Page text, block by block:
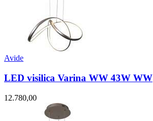
Avide
LED visilica Varina WW 43W WW
12.780,00